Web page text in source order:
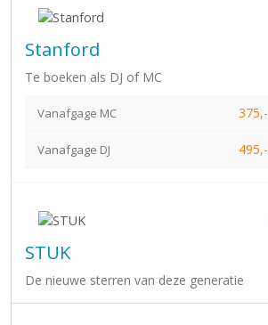
Stanford
Te boeken als DJ of MC
Vanafgage MC 375,-
Vanafgage DJ 495,-
STUK
De nieuwe sterren van deze generatie